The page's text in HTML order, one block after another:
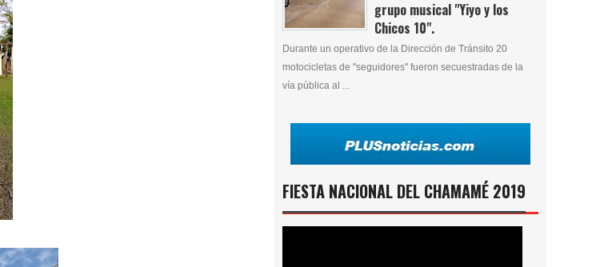
grupo musical "Yiyo y los
Chicos 10".
Durante un operativo de la Dirección de Tránsito 20
motocicletas de "seguidores" fueron secuestradas de la
vía pública al ...
FIESTA NACIONAL DEL CHAMAMÉ 2019